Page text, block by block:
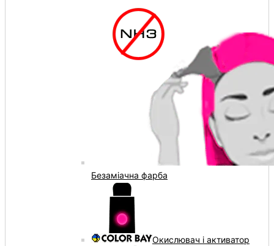
Безаміачна фарба
Окислювач і активатор